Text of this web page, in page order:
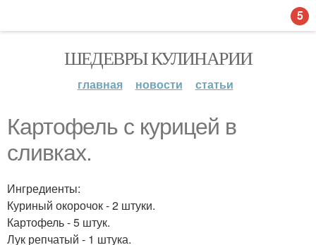
ШЕДЕВРЫ КУЛИНАРИИ
главная новости статьи
Картофель с курицей в
сливках.
Ингредиенты:
Куриный окорочок - 2 штуки.
Картофель - 5 штук.
Лук репчатый - 1 штука.
5